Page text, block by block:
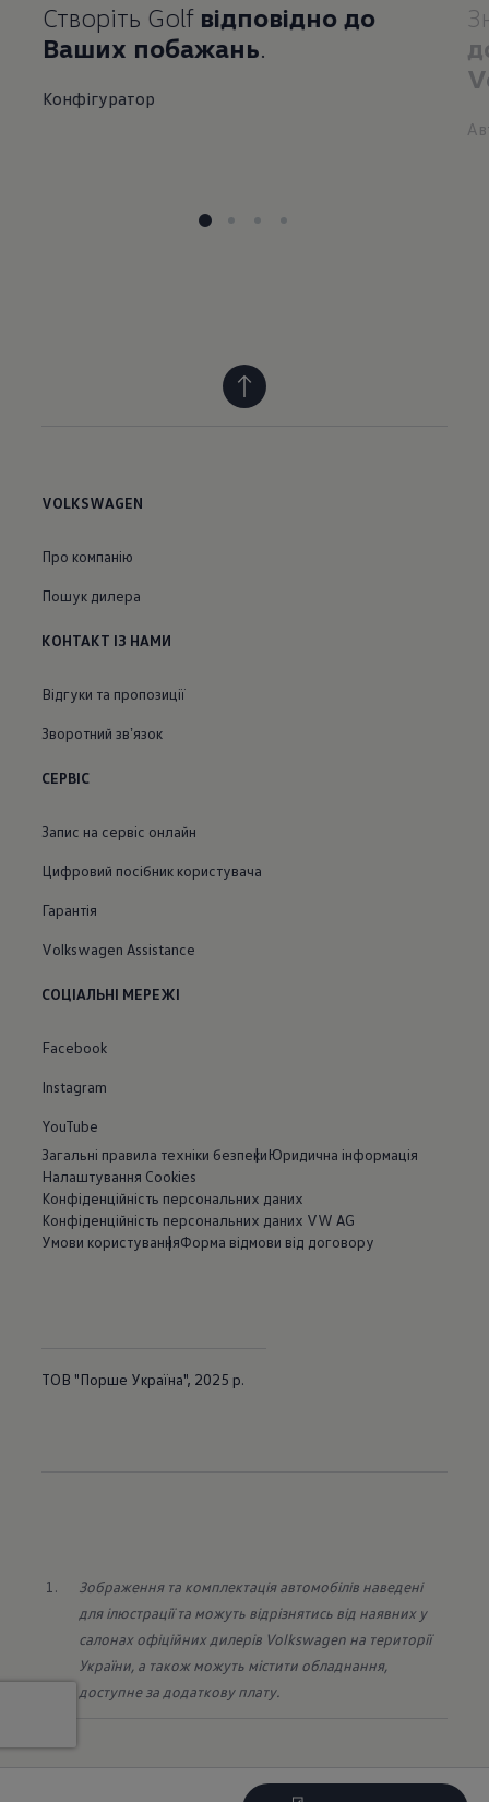
Створіть Golf відповідно до
Ваших побажань.
Конфігуратор
VOLKSWAGEN
Про компанію
Пошук дилера
КОНТАКТ ІЗ НАМИ
Відгуки та пропозиції
Зворотний звʼязок
СЕРВІС
Запис на сервіс онлайн
Цифровий посібник користувача
Гарантія
Volkswagen Assistance
СОЦІАЛЬНІ МЕРЕЖІ
Facebook
Instagram
YouTube
Загальні правила техніки безпекиЮридична інформація
Налаштування Cookies
Конфіденційність персональних даних
Конфіденційність персональних даних VW AG
Умови користуванняФорма відмови від договору
ТОВ "Порше Україна", 2025 р.
Зображення та комплектація автомобілів наведені
для ілюстрації та можуть відрізнятись від наявних у
салонах офіційних дилерів Volkswagen на території
України, а також можуть містити обладнання,
доступне за додаткову плату.